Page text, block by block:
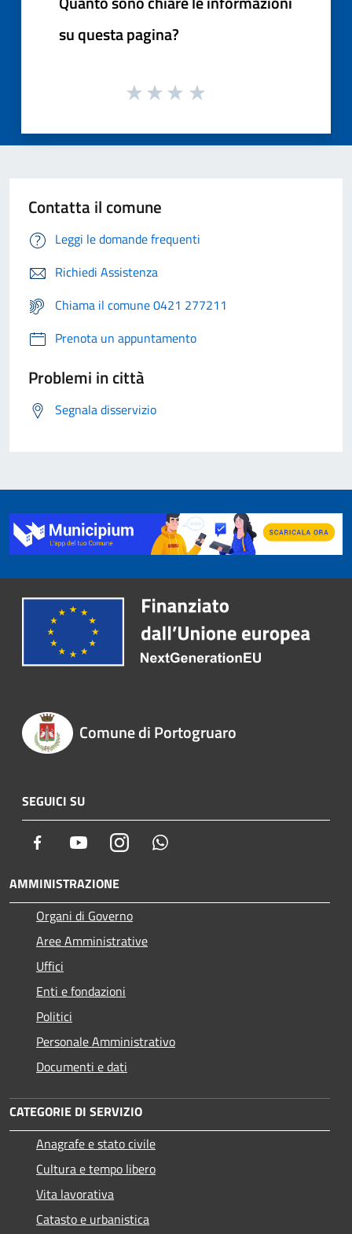
su questa pagina?
Contatta il comune
Leggi le domande frequenti
Richiedi Assistenza
Chiama il comune 0421 277211
Prenota un appuntamento
Problemi in città
Segnala disservizio
Comune di Portogruaro
SEGUICI SU
Facebook YoutubeInstagram
AMMINISTRAZIONE
Organi di Governo
Aree Amministrative
Uffici
Enti e fondazioni
Politici
Personale Amministrativo
Documenti e dati
CATEGORIE DI SERVIZIO
Anagrafe e stato civile
Cultura e tempo libero
Vita lavorativa
Catasto e urbanistica